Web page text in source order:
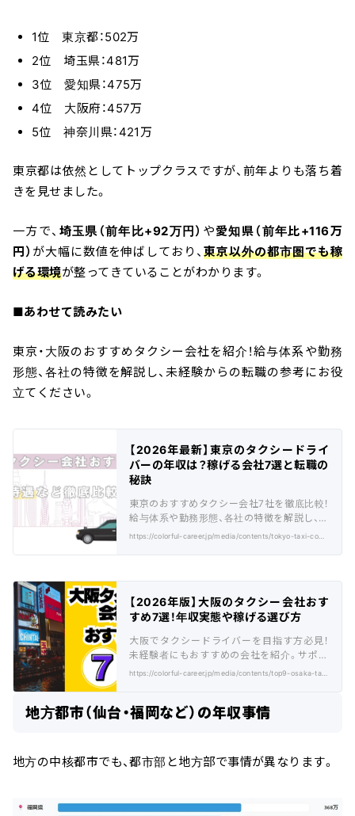
1位 東京都：502万
2位 埼玉県：481万
3位 愛知県：475万
4位 大阪府：457万
5位 神奈川県：421万
東京都は依然としてトップクラスですが、前年よりも落ち着
きを見せました。
一方で、 埼玉県（前年比+92万円） や愛知県（前年比+116万
円） が大幅に数値を伸ばしており、東京以外の都市圏でも稼
げる環境が整ってきていることがわかります。
■あわせて読みたい
東京・大阪のおすすめタクシー会社を紹介！給与体系や勤務
形態、各社の特徴を解説し、未経験からの転職の参考にお役
立てください。
【2026年最新】東京のタクシードライ
バーの年収は？稼げる会社7選と転職の
秘訣
東京のおすすめタクシー会社7社を徹底比較！
給与体系や勤務形態、各社の特徴を解説し、未
経験からの転職をサポート。
https://colorful-career.jp/media/contents/tokyo-taxi-company-recommendations/
【2026年版】大阪のタクシー会社おす
すめ7選！年収実態や稼げる選び方
大阪でタクシードライバーを目指す方必見！
未経験者にもおすすめの会社を紹介。サポー
トや給与制度など選び方のポイントを解説。 https://colorful-career.jp/media/contents/top9-osaka-taxi/
地方都市（仙台・福岡など）の年収事情
地方の中核都市でも、都市部と地方部で事情が異なります。